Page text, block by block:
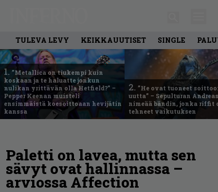
TULEVA LEVY KEIKKAUUTISET SINGLE
1. ”Metallica on tiukempi kuin
koskaan ja te haluatte jonkun
nulikan yrittävän olla Hetfield?” –
Pepper Keenan muisteli
ensimmäistä koesoittoaan hevijätin
kanssa
2. ”He ovat tuoneet
uutta” – Sepulturan
nimeää bändin, jonka riffit
tehneet vaikutuksen
Paletti on lavea, mutta sen
sävyt ovat hallinnassa –
arviossa Affection